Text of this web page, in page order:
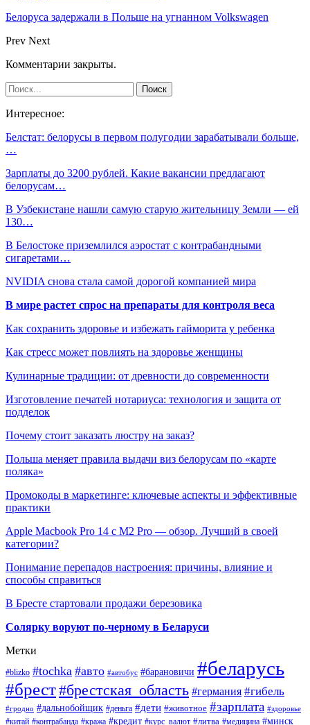
Белоруса задержали в Польше на угнанном Volkswagen
Prev Next
Комментарии закрыты.
Интересное:
Белстат: белорусы в первом полугодии зарабатывали больше,
…
Зарплаты до 3200 рублей. Какие вакансии предлагают
белорусам…
В Узбекистане нашли самую старую жительницу Земли — ей
130…
В Белостоке приземлился аэростат с контрабандными
сигаретами…
NVIDIA снова стала самой дорогой компанией мира
В мире растет спрос на препараты для контроля веса
Как сохранить здоровье и избежать гайморита у ребенка
Как стресс может повлиять на здоровье женщины
Кулинарные традиции: от древности до современности
Изготовление печатей нотариуса: технология и защита от
подделок
Почему стоит заказать люстру на заказ?
Польша меняет правила выдачи виз белорусам по «карте
поляка»
Промокоды в маркетинге: ключевые аспекты и эффективные
практики
Apple Macbook Pro 14 с M2 Pro — обзор. Лучший в своей
категории?
Понимание перепадов настроения: причины, влияние и
способы справиться
В Бресте стартовали продажи березовика
Солярку воруют по-черному в Беларуси
Метки
#blizko #tochka #авто #автобус #барановичи #беларусь
#брест#брестская_область #германия #гибель
#гродно #дальнобойщик #деньга #дети #животное #зарплата #здоровье
#китай #контрабанда #кража #кредит #курс_валют #литва #медицина #минск